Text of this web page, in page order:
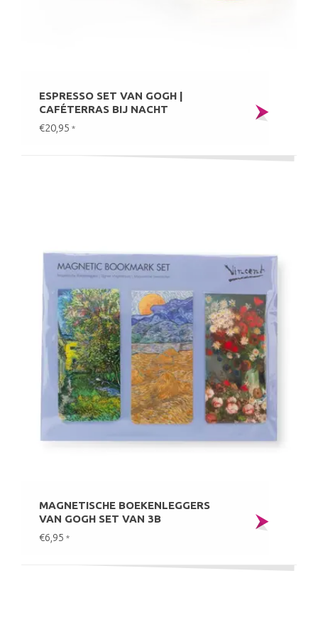
ESPRESSO SET VAN GOGH |
CAFÉTERRAS BIJ NACHT
€20,95 *
MAGNETISCHE BOEKENLEGGERS
VAN GOGH SET VAN 3B
€6,95 *